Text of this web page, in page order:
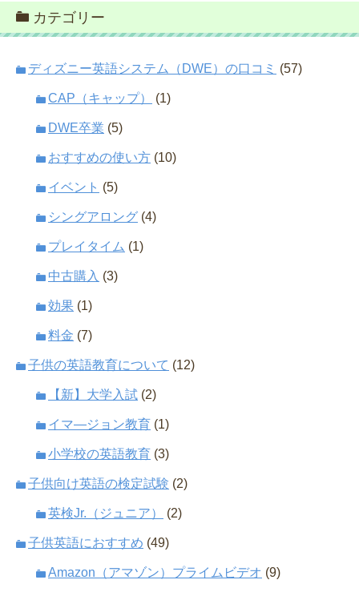
カテゴリー
ディズニー英語システム（DWE）の口コミ (57)
CAP（キャップ） (1)
DWE卒業 (5)
おすすめの使い方 (10)
イベント (5)
シングアロング (4)
プレイタイム (1)
中古購入 (3)
効果 (1)
料金 (7)
子供の英語教育について (12)
【新】大学入試 (2)
イマ―ジョン教育 (1)
小学校の英語教育 (3)
子供向け英語の検定試験 (2)
英検Jr.（ジュニア） (2)
子供英語におすすめ (49)
Amazon（アマゾン）プライムビデオ (9)